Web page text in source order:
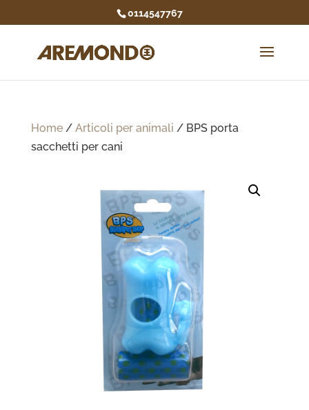
0114547767
Home/ Articoli per animali / BPS porta
sacchetti per cani